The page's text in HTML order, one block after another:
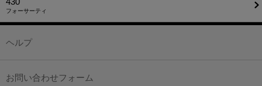
フォーサーティ
ヘルプ
お問い合わせフォーム